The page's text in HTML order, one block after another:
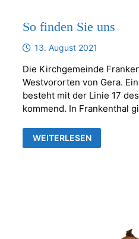
So finden Sie uns
13. August 2021
Die Kirchgemeinde
Westvororten von Gera.
besteht mit der Linie 17
kommend. In Frankenthal
SO
FINDEN
SIE
WEITERLESEN